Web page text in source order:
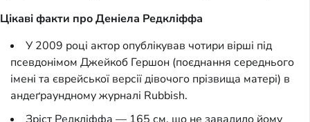
Цікаві факти про Деніела Редкліффа
У 2009 році актор опублікував чотири вірші під
псевдонімом Джейкоб Гершон (поєднання середнього
імені та єврейської версії дівочого прізвища матері) в
андеґраундному журналі Rubbish.